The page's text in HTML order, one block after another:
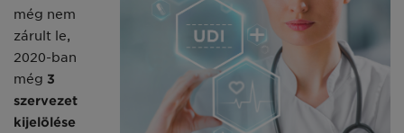
még nem
zárult le,
2020-ban
még 3
szervezet
kijelölése